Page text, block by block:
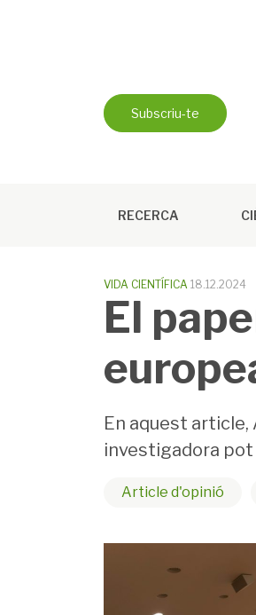
Subscriu-te
RECERCA
VIDA CIENTÍFICA 18.12.2024
El
En aquest article,
investigadora pot
Article d'opinió